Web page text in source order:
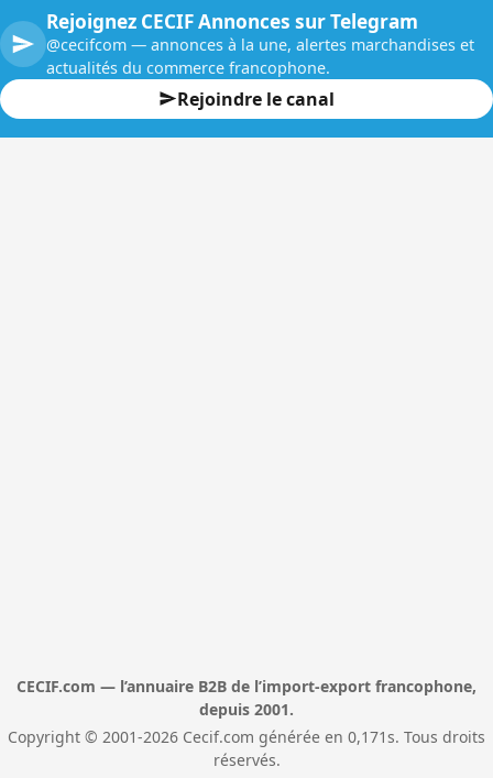
Rejoignez CECIF Annonces sur Telegram
@cecifcom — annonces à la une, alertes marchandises et
actualités du commerce francophone.
Rejoindre le canal
CECIF.com — l’annuaire B2B de l’import-export francophone,
depuis 2001.
Copyright © 2001-2026 Cecif.com générée en 0,171s. Tous droits
réservés.